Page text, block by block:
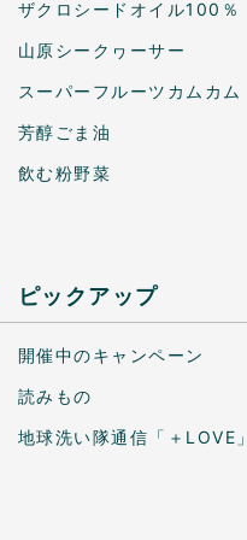
ザクロシードオイル100％
山原シークヮーサー
スーパーフルーツカムカム
芳醇ごま油
飲む粉野菜
ピックアップ
開催中のキャンペーン
読みもの
地球洗い隊通信「＋LOVE」